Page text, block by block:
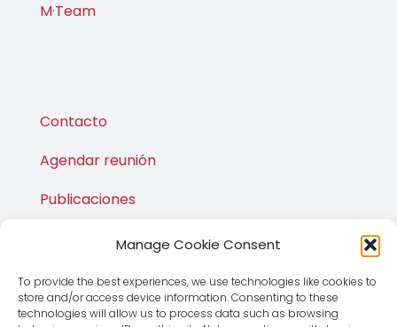
Manage Cookie Consent
To provide the best experiences, we use technologies like cookies to
store and/or access device information. Consenting to these
technologies will allow us to process data such as browsing
M·Team
Contacto
Agendar reunión
Publicaciones